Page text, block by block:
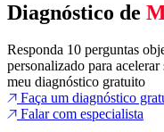
Diagnóstico de
Responda 10 perguntas
personalizado para
meu diagnóstico gratuito
Faça um diagnóstico
Falar com especialista